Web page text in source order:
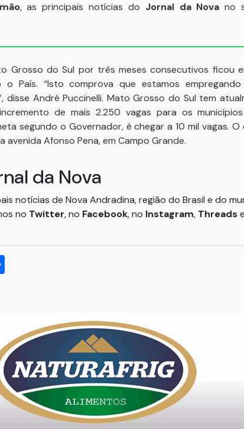
, as principais notícias do Jornal da Nova no
Grosso do Sul por três meses consecutivos ficou
País. “Isto comprova que estamos
disse André Puccinelli. Mato Grosso do Sul tem
de mais 2.250 vagas para os
segundo o Governador, é chegar a 10 mil vagas.
avenida Afonso Pena, em Campo Grande.
da Nova
notícias de Nova Andradina, região do Brasil e do
no Twitter, no Facebook, no Instagram, Threads